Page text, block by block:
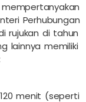
Perhubungan
rujukan di tahun
lainnya memiliki
menit (seperti